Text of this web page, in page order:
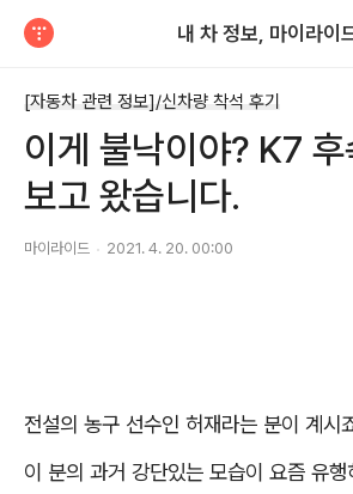
내 차 정보, 마이라이
[자동차 관련 정보]/신차량 착석 후기
이게 불낙이야? K7
보고 왔습니다.
마이라이드 2021. 4. 20. 00:00
전설의 농구 선수인 허재라는 분이 계시
이 분의 과거 강단있는 모습이 요즘 유